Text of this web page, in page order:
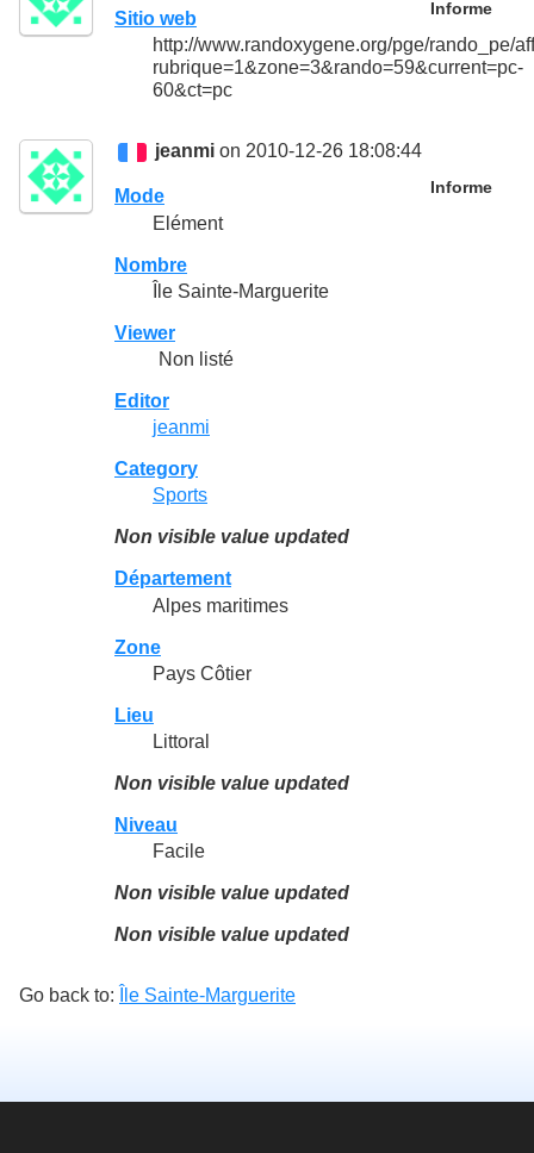
Informe
Sitio web
http://www.randoxygene.org/pge/rando_pe/
rubrique=1&zone=3&rando=59&current=pc-
60&ct=pc
jeanmi on 2010-12-26 18:08:44
Informe
Mode
Elément
Nombre
Île Sainte-Marguerite
Viewer
Non listé
Editor
jeanmi
Category
Sports
Non visible value updated
Département
Alpes maritimes
Zone
Pays Côtier
Lieu
Littoral
Non visible value updated
Niveau
Facile
Non visible value updated
Non visible value updated
Go back to: Île Sainte-Marguerite